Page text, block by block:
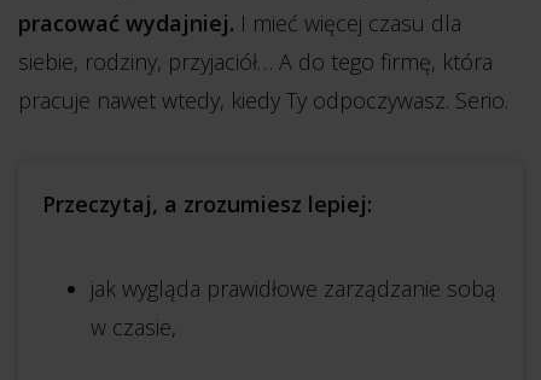
pracować wydajniej. I mieć więcej czasu dla
siebie, rodziny, przyjaciół… A do tego firmę, która
pracuje nawet wtedy, kiedy Ty odpoczywasz. Serio.
Przeczytaj, a zrozumiesz lepiej:
jak wygląda prawidłowe zarządzanie sobą
w czasie,